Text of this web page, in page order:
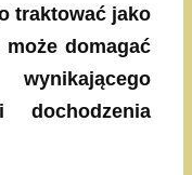
traktować jako
domagać
dochodzenia